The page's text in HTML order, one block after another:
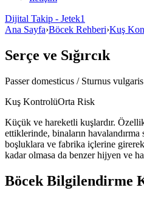
Dijital Takip - Jetek1
Ana Sayfa›Böcek Rehberi›Kuş
Serçe ve Sığırcık
Passer domesticus / Sturnus vulgaris
Kuş KontrolüOrta Risk
Küçük ve hareketli kuşlardır.
ettiklerinde, binaların havalandırma
boşluklara ve fabrika içlerine
kadar olmasa da benzer hijyen ve
Böcek Bilgilendirme